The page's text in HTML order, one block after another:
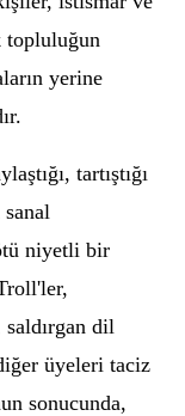
topluluğun
yerine
tartıştığı
niyetli bir
dil
üyeleri taciz
sonucunda,